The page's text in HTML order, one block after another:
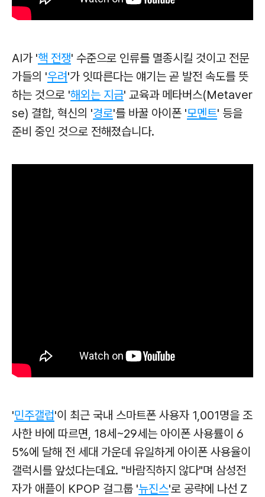
AI가 '핵 전쟁' 수준으로 인류를 멸종시킬 것이고 전문
가들의 '우려'가 잇따른다는 얘기는 곧 발전 속도를 뜻
하는 것으로 '해외는 지금' 교육과 메타버스(Metaver
se) 결합, 혁신의 '경로'를 바꿀 아이폰 '모멘트' 등을
준비 중인 것으로 전해졌습니다.
'​민주갤럽'이 최근 국내 스마트폰 사용자 1,001명을 조
사한 바에 따르면, 18세~29세는 아이폰 사용률이 6
5%에 달해 전 세대 가운데 유일하게 아이폰 사용율이
갤럭시를 앞섰다는데요. "바람직하지 않다"며 삼성전
자가 애플이 KPOP 걸그룹 '뉴진스'로 공략에 나선 Z